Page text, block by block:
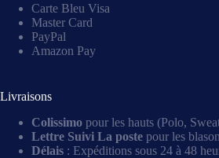
Carte Bleu Visa
Master Card
PayPal
Amazon Pay
Livraisons
Colissimo pour les hauts (Polo,
Lettre Suivi La poste pour les
Délais : Expéditions sous 24 à 48